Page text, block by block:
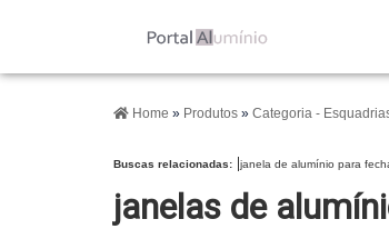
Home » Produtos » Categoria -
Buscas relacionadas: janela de alumínio para
janelas de